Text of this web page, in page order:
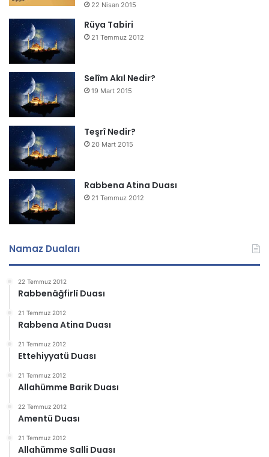
22 Nisan 2015
Rüya Tabiri
21 Temmuz 2012
Selîm Akıl Nedir?
19 Mart 2015
Teşrî Nedir?
20 Mart 2015
Rabbena Atina Duası
21 Temmuz 2012
Namaz Duaları
22 Temmuz 2012
Rabbenâğfirlî Duası
21 Temmuz 2012
Rabbena Atina Duası
21 Temmuz 2012
Ettehiyyatü Duası
21 Temmuz 2012
Allahümme Barik Duası
22 Temmuz 2012
Amentü Duası
21 Temmuz 2012
Allahümme Salli Duası